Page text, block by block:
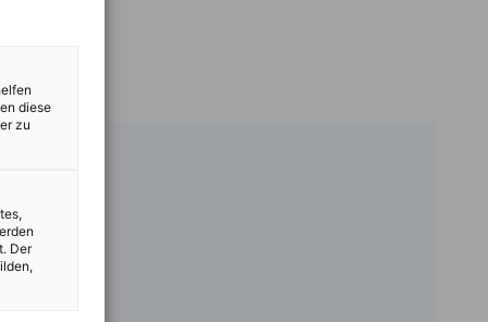
diese
zu
Der